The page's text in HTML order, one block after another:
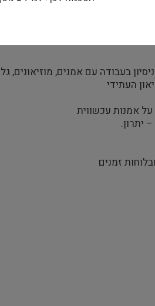
בעבודה עם אמנים, מוזיאונים,
העתידי
על אמנות עכשווית
יתרון.
זמנים